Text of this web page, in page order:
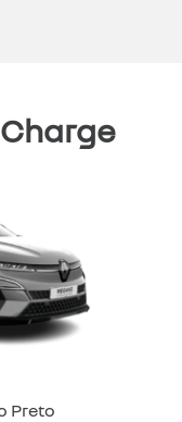
Preto